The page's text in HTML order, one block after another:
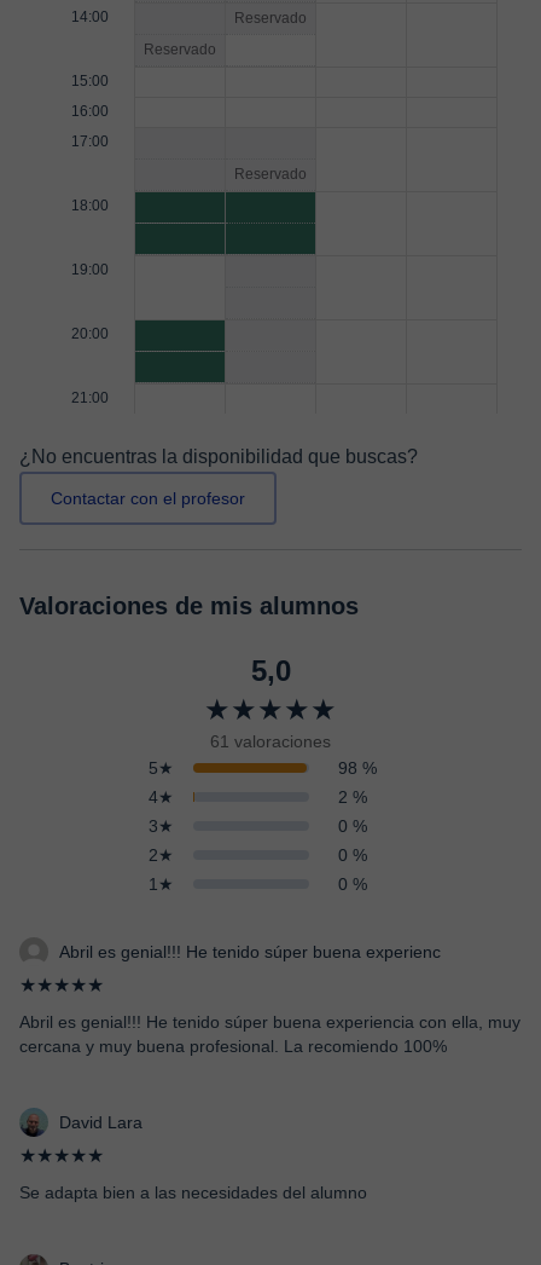
14:00
Reservado
Reservado
15:00
16:00
17:00
Reservado
18:00
19:00
20:00
21:00
¿No encuentras la disponibilidad que buscas?
Contactar con el profesor
Valoraciones de mis alumnos
5,0
★★★★★
61 valoraciones
5★
98 %
4★
2 %
3★
0 %
2★
0 %
1★
0 %
Abril es genial!!! He tenido súper buena experienc
★★★★★
Abril es genial!!! He tenido súper buena experiencia con ella, muy
cercana y muy buena profesional. La recomiendo 100%
David Lara
★★★★★
Se adapta bien a las necesidades del alumno